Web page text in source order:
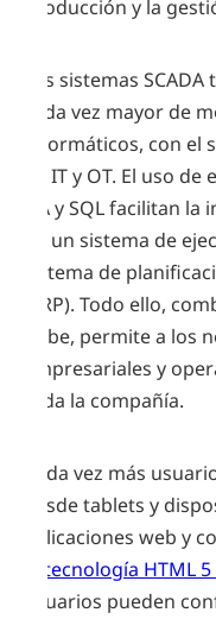
producción y la
Los sistemas
cada vez mayor de
informáticos, con el
de IT y OT. El uso
UA y SQL facilitan la
en un sistema de
sistema de
(ERP). Todo ello,
nube, permite a los
empresariales y
toda la compañía.
Cada vez más
desde tablets y
aplicaciones web y
tecnología HTML
usuarios pueden